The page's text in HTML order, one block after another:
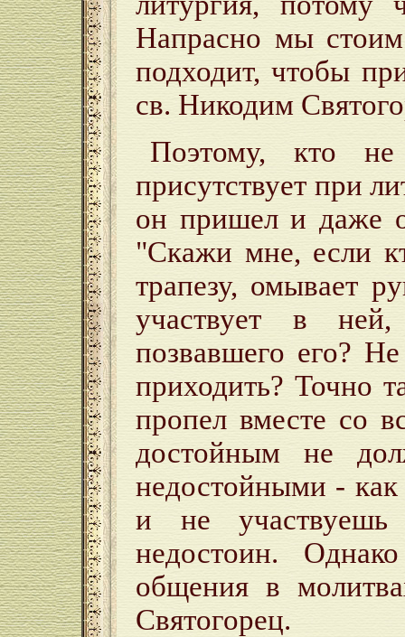
Напрасно мы
подходит, чтобы
св. Никодим
Поэтому, кто
присутствует при
он пришел и даже
"Скажи мне, если
трапезу, омывает
участвует в
позвавшего его?
приходить? Точно
пропел вместе со
достойным не
недостойными - как
и не участвуешь
недостоин.
общения в
Святогорец.